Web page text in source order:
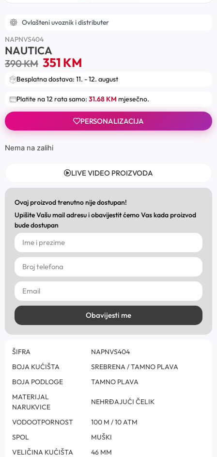
Ovlašteni uvoznik i distributer
NAPNVS404
NAUTICA
390KM 351 KM
Besplatna dostava: 11. - 12. august
Platite na 12 rata samo: 31.68 KM mjesečno.
PERSONALIZACIJA
Nema na zalihi
LIVE VIDEO PROIZVODA
Ovaj proizvod trenutno nije dostupan!
Upišite Vašu mail adresu i obavijestit ćemo Vas kada proizvod
bude dostupan
Obavijesti me
ŠIFRA
NAPNVS404
BOJA KUĆIŠTA
SREBRENA / TAMNO PLAVA
BOJA PODLOGE
TAMNO PLAVA
MATERIJAL
NARUKVICE
NEHRĐAJUĆI ČELIK
VODOOTPORNOST
100 M / 10 ATM
SPOL
MUŠKI
VELIČINA KUĆIŠTA
46 MM